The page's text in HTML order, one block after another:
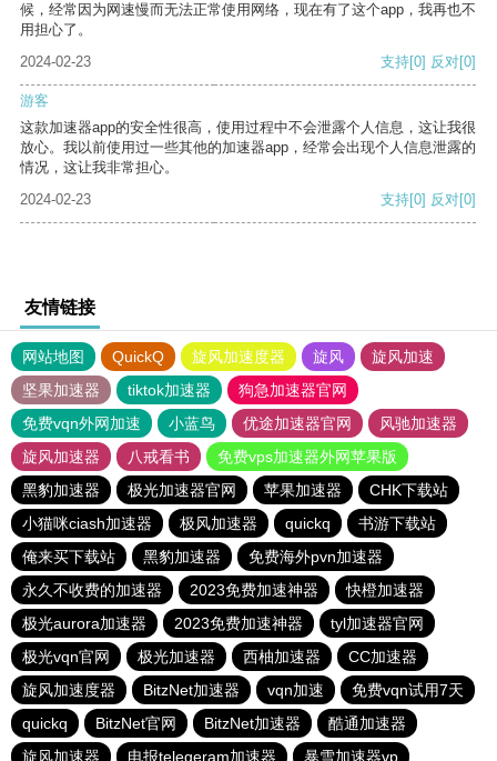
候，经常因为网速慢而无法正常使用网络，现在有了这个app，我再也不
用担心了。
2024-02-23
支持[0] 反对[0]
游客
这款加速器app的安全性很高，使用过程中不会泄露个人信息，这让我很
放心。我以前使用过一些其他的加速器app，经常会出现个人信息泄露的
情况，这让我非常担心。
2024-02-23
支持[0] 反对[0]
友情链接
网站地图 QuickQ 旋风加速度器 旋风
旋风加速
坚果加速器
tiktok加速器
狗急加速器官网
免费vqn外网加速
小蓝鸟 优途加速器官网
风驰加速器
旋风加速器
八戒看书
免费vps加速器外网苹果版
黑豹加速器
极光加速器官网 苹果加速器
CHK下载站
小猫咪ciash加速器
极风加速器 quickq
书游下载站
俺来买下载站
黑豹加速器
免费海外pvn加速器
永久不收费的加速器
2023免费加速神器
快橙加速器
极光aurora加速器
2023免费加速神器
tyl加速器官网
极光vqn官网
极光加速器 西柚加速器
CC加速器
旋风加速度器
BitzNet加速器 vqn加速
免费vqn试用7天
quickq
BitzNet官网 BitzNet加速器
酷通加速器
旋风加速器
电报telegeram加速器 暴雪加速器vp